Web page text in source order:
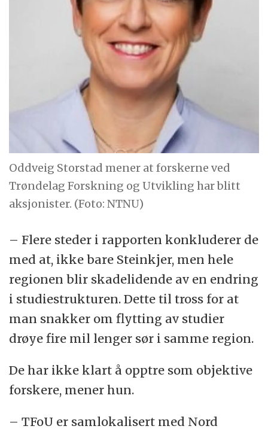
Oddveig Storstad mener at forskerne ved
Trøndelag Forskning og Utvikling har blitt
aksjonister. (Foto: NTNU)
– Flere steder i rapporten konkluderer de
med at, ikke bare Steinkjer, men hele
regionen blir skadelidende av en endring
i studiestrukturen. Dette til tross for at
man snakker om flytting av studier
drøye fire mil lenger sør i samme region.
De har ikke klart å opptre som objektive
forskere, mener hun.
– TFoU er samlokalisert med Nord